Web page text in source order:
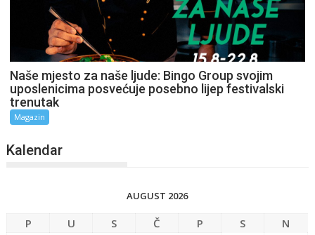
Naše mjesto za naše ljude: Bingo Group svojim
uposlenicima posvećuje posebno lijep festivalski
trenutak
Magazin
Kalendar
AUGUST 2026
P U S Č P S
N